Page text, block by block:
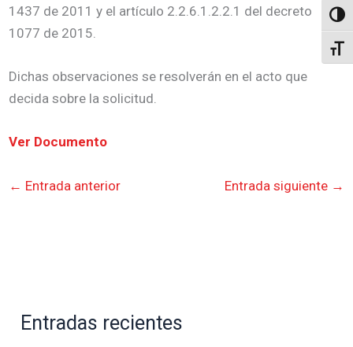
1437 de 2011 y el artículo 2.2.6.1.2.2.1 del decreto
1077 de 2015.
Dichas observaciones se resolverán en el acto que
decida sobre la solicitud.
Ver Documento
← Entrada anterior Entrada siguiente →
Entradas recientes